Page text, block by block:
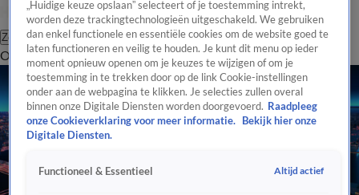
Zoeken
OverzichtRegioUitzendingenWeerTip de redactiePanelVideo's
„Huidige keuze opslaan” selecteert of je toestemming intrekt,
worden deze trackingtechnologieën uitgeschakeld. We gebruiken
dan enkel functionele en essentiële cookies om de website goed te
laten functioneren en veilig te houden. Je kunt dit menu op ieder
moment opnieuw openen om je keuzes te wijzigen of om je
toestemming in te trekken door op de link Cookie-instellingen
onder aan de webpagina te klikken. Je selecties zullen overal
binnen onze Digitale Diensten worden doorgevoerd. Raadpleeg
onze Cookieverklaring voor meer informatie.
Bekijk hier onze
Digitale Diensten.
Functioneel & Essentieel Altijd actief